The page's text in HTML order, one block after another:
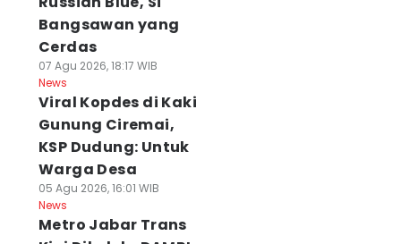
Bangsawan yang
Cerdas
07 Agu 2026, 18:17 WIB
News
Viral Kopdes di Kaki
Gunung Ciremai,
KSP Dudung: Untuk
Warga Desa
05 Agu 2026, 16:01 WIB
News
Metro Jabar Trans